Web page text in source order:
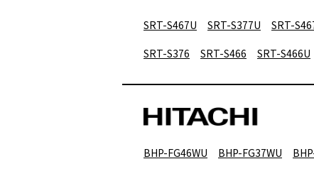
SRT-S467U SRT-S377U SRT-
SRT-S376
SRT-S466 SRT-S466U
BHP-FG46WU BHP-FG37WU